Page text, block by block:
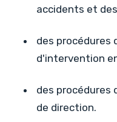
accidents et
des procédures
d'intervention
des procédures
de direction.